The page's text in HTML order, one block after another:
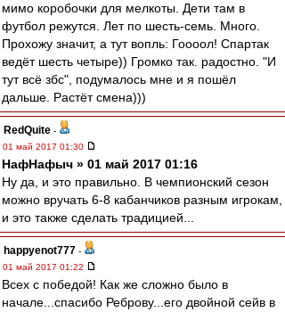
мимо коробочки для мелкоты. Дети там в
футбол режутся. Лет по шесть-семь. Много.
Прохожу значит, а тут вопль: Гоооол! Спартак
ведёт шесть четыре)) Громко так. радостно. "И
тут всё збс", подумалось мне и я пошёл
дальше. Растёт смена)))
RedQuite -
01 май 2017 01:30
НафНафыч » 01 май 2017 01:16
Ну да, и это правильно. В чемпионский сезон
можно вручать 6-8 кабанчиков разным игрокам,
и это также сделать традицией...
happyenot777 -
01 май 2017 01:22
Всех с победой! Как же сложно было в
начале...спасибо Реброву...его двойной сейв в